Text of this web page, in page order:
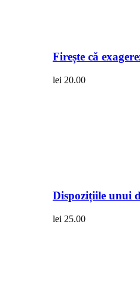
Firește că
lei 20.00
Dispozițiile unui
lei 25.00